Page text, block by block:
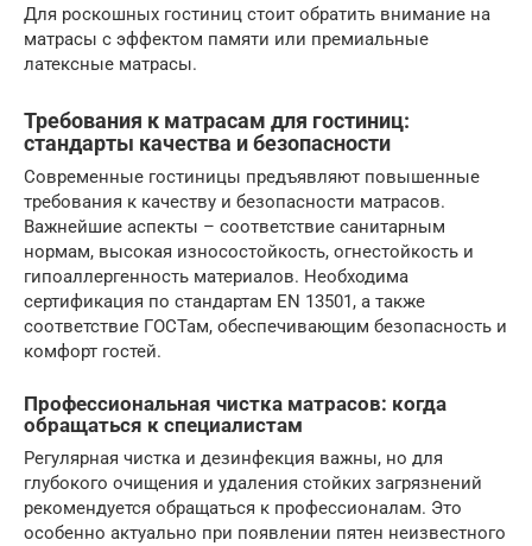
Для роскошных гостиниц стоит обратить внимание на
матрасы с эффектом памяти или премиальные
латексные матрасы.
Требования к матрасам для гостиниц:
стандарты качества и безопасности
Современные гостиницы предъявляют повышенные
требования к качеству и безопасности матрасов.
Важнейшие аспекты – соответствие санитарным
нормам, высокая износостойкость, огнестойкость и
гипоаллергенность материалов. Необходима
сертификация по стандартам EN 13501, а также
соответствие ГОСТам, обеспечивающим безопасность и
комфорт гостей.
Профессиональная чистка матрасов: когда
обращаться к специалистам
Регулярная чистка и дезинфекция важны, но для
глубокого очищения и удаления стойких загрязнений
рекомендуется обращаться к профессионалам. Это
особенно актуально при появлении пятен неизвестного